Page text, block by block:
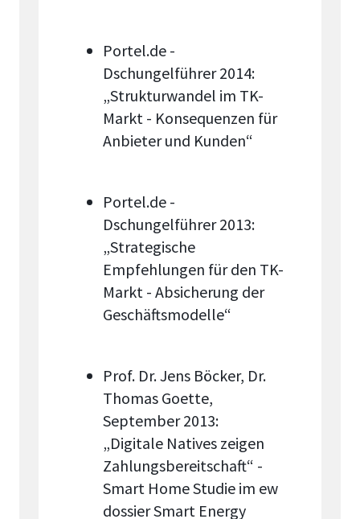
Portel.de -
Dschungelführer 2014:
„Strukturwandel im TK-
Markt - Konsequenzen für
Anbieter und Kunden“
Portel.de -
Dschungelführer 2013:
„Strategische
Empfehlungen für den TK-
Markt - Absicherung der
Geschäftsmodelle“
Prof. Dr. Jens Böcker, Dr.
Thomas Goette,
September 2013:
„Digitale Natives zeigen
Zahlungsbereitschaft“ -
Smart Home Studie im ew
dossier Smart Energy